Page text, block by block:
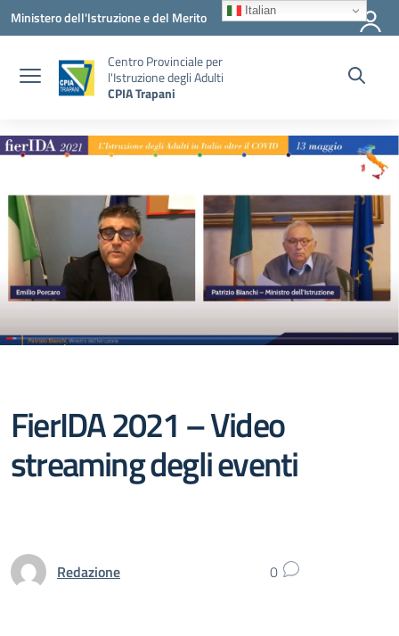
Vai ai contenuti
Vai al menu di navigazione
Vai al footer
Ministero dell'Istruzione e del Merito
Centro Provinciale per
l'Istruzione degli Adulti
CPIA Trapani
FierIDA 2021 – Video
streaming degli eventi
Redazione 0
Italian